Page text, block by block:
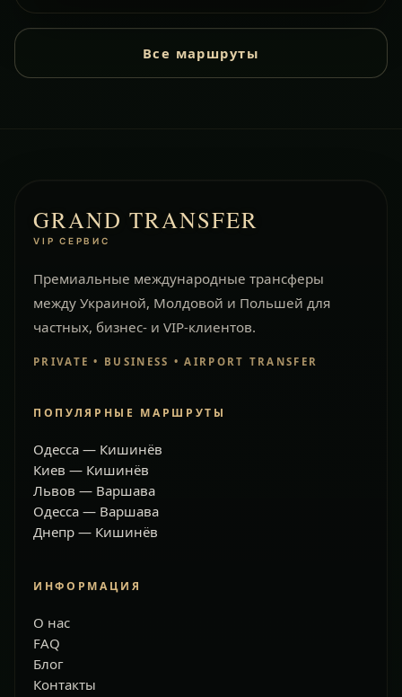
Все маршруты
GRAND TRANSFER
VIP СЕРВИС
Премиальные международные трансферы
между Украиной, Молдовой и Польшей для
частных, бизнес- и VIP-клиентов.
PRIVATE • BUSINESS • AIRPORT TRANSFER
ПОПУЛЯРНЫЕ МАРШРУТЫ
Одесса — Кишинёв
Киев — Кишинёв
Львов — Варшава
Одесса — Варшава
Днепр — Кишинёв
ИНФОРМАЦИЯ
О нас
FAQ
Блог
Контакты